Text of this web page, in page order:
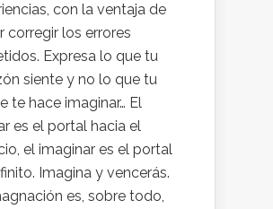
con la ventaja de
corregir los errores
Expresa lo que tu
siente y no lo que tu
te hace imaginar… El
es el portal hacia el
el imaginar es el portal
Imagina y vencerás.
es, sobre todo,